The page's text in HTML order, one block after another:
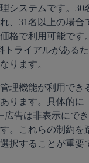
システムです。30
、31名以上の場合
格で利用可能です
トライアルがあるた
ります。
理機能が利用でき
ります。具体的に
広告は非表示にでき
。これらの制約を
択することが重要